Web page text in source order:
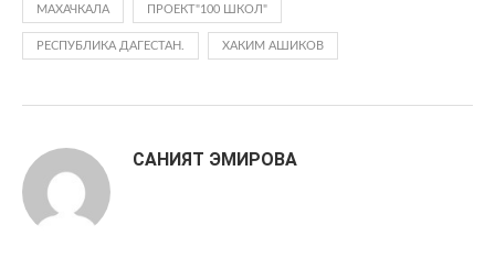
МАХАЧКАЛА ПРОЕКТ"100 ШКОЛ"
РЕСПУБЛИКА ДАГЕСТАН. ХАКИМ АШИКОВ
САНИЯТ ЭМИРОВА